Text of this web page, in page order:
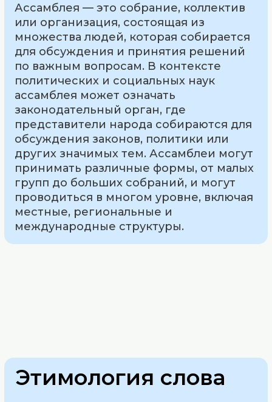
Ассамблея — это собрание, коллектив
или организация, состоящая из
множества людей, которая собирается
для обсуждения и принятия решений
по важным вопросам. В контексте
политических и социальных наук
ассамблея может означать
законодательный орган, где
представители народа собираются для
обсуждения законов, политики или
других значимых тем. Ассамблеи могут
принимать различные формы, от малых
групп до больших собраний, и могут
проводиться в многом уровне, включая
местные, региональные и
международные структуры.
Этимология слова